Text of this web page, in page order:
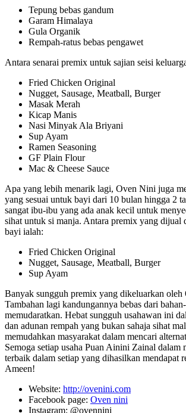
Tepung bebas gandum
Garam Himalaya
Gula Organik
Rempah-ratus bebas pengawet
Antara senarai premix untuk sajian seisi
Fried Chicken Original
Nugget, Sausage, Meatball, Burger
Masak Merah
Kicap Manis
Nasi Minyak Ala Briyani
Sup Ayam
Ramen Seasoning
GF Plain Flour
Mac & Cheese Sauce
Apa yang lebih menarik lagi, Oven Nini juga
yang sesuai untuk bayi dari 10 bulan hingga 2
sangat ibu-ibu yang ada anak kecil untuk
sihat untuk si manja. Antara premix yang dijual
bayi ialah:
Fried Chicken Original
Nugget, Sausage, Meatball, Burger
Sup Ayam
Banyak sungguh premix yang dikeluarkan
Tambahan lagi kandungannya bebas dari
memudaratkan. Hebat sungguh usahawan ini
dan adunan rempah yang bukan sahaja sihat
memudahkan masyarakat dalam mencari
Semoga setiap usaha Puan Ainini Zainal dalam
terbaik dalam setiap yang dihasilkan mendapat
Ameen!
Website: http://ovenini.com
Facebook page: Oven nini
Instagram: @ovennini